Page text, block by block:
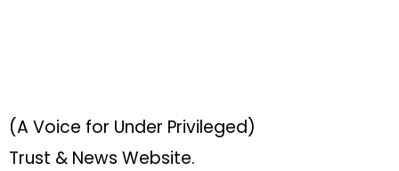
(A Voice for Under Privileged)
Trust & News Website.